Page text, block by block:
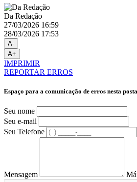
Da Redação
27/03/2026 16:59
28/03/2026 17:53
A-
A+
IMPRIMIR
REPORTAR ERROS
Espaço para a comunicação de erros nesta
Seu nome
Seu e-mail
Seu Telefone
Mensagem